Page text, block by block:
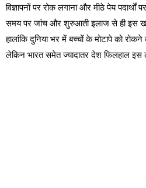
विज्ञापनों पर रोक लगाना और मीठे पेय
समय पर जांच और शुरुआती इलाज से ही इस
हालांकि दुनिया भर में बच्चों के मोटापे को
लेकिन भारत समेत ज्यादातर देश फिलहाल इस